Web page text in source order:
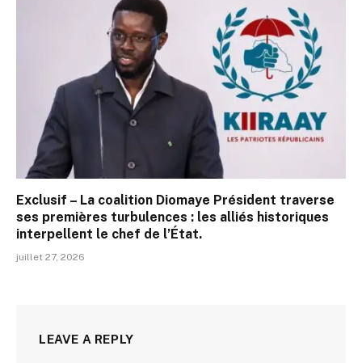
Exclusif – La coalition Diomaye Président traverse
ses premières turbulences : les alliés historiques
interpellent le chef de l’État.
juillet 27, 2026
LEAVE A REPLY